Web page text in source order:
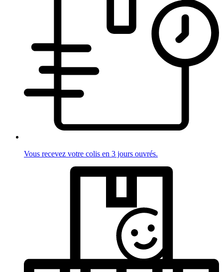
Vous recevez votre colis en 3 jours ouvrés.